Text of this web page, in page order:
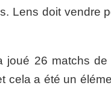
Lens doit vendre
joué 26 matchs
cela a été un